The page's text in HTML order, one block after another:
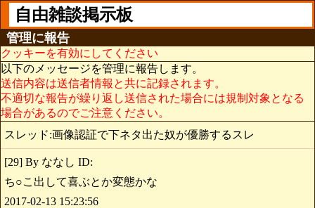
自由雑談掲示板
管理に報告
クッキーを有効にしてください
以下のメッセージを管理に報告します。
送信内容は送信者情報と共に記録されます。
不適切な報告が繰り返し送信された場合には規制対象となる
場合があるのでご注意ください。
スレッド:画像認証で下ネタ出た奴が優勝するスレ
[29] By ななし ID:
ち○こ出して喜ぶとか変態かな
2017-02-13 15:23:56